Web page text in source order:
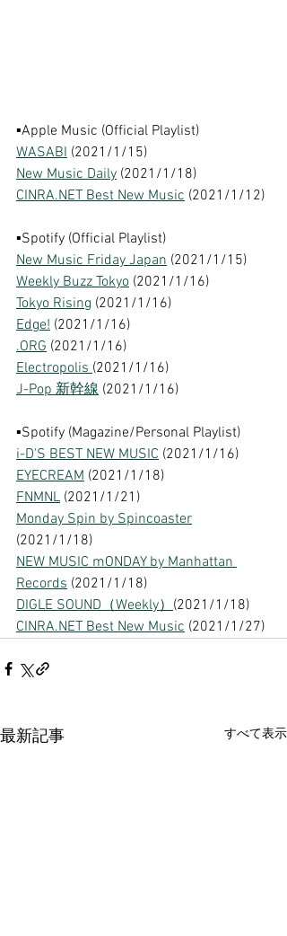
▪︎Apple Music (Official Playlist)
WASABI (2021/1/15)
New Music Daily (2021/1/18)
CINRA.NET Best New Music (2021/1/12)
▪︎Spotify (Official Playlist)
New Music Friday Japan (2021/1/15)
Weekly Buzz Tokyo (2021/1/16)
Tokyo Rising (2021/1/16)
Edge! (2021/1/16)
.ORG (2021/1/16)
Electropolis (2021/1/16)
J-Pop 新幹線 (2021/1/16)
▪︎Spotify (Magazine/Personal Playlist)
i-D'S BEST NEW MUSIC (2021/1/16)
EYECREAM (2021/1/18)
FNMNL (2021/1/21)
Monday Spin by Spincoaster
(2021/1/18)
NEW MUSIC mONDAY by Manhattan
Records (2021/1/18)
DIGLE SOUND（Weekly）(2021/1/18)
CINRA.NET Best New Music (2021/1/27)
最新記事 すべて表示